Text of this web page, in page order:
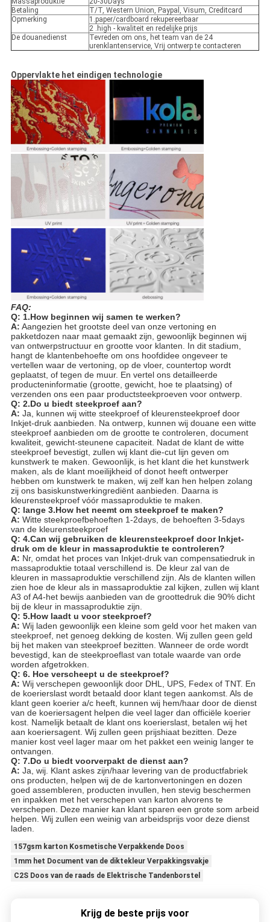
Betaling
T/T, Western Union, Paypal, Visum, Creditcard
Opmerking
1.paper/cardboard rekupereerbaar
2 .high - kwaliteit en redelijke prijs
De douanedienst
Tevreden om ons, het team van de 24
urenklantenservice, Vrij ontwerp te contacteren
Oppervlakte het eindigen technologie
FAQ:
Q: 1.How beginnen wij samen te werken?
A: Aangezien het grootste deel van onze vertoning en
pakketdozen naar maat gemaakt zijn, gewoonlijk beginnen wij
van ontwerpstructuur en grootte voor klanten. In dit stadium,
hangt de klantenbehoefte om ons hoofdidee ongeveer te
vertellen waar de vertoning, op de vloer, countertop wordt
geplaatst, of tegen de muur. En vertel ons detailleerde
producteninformatie (grootte, gewicht, hoe te plaatsing) of
verzenden ons een paar productsteekproeven voor ontwerp.
Q: 2.Do u biedt steekproef aan?
A: Ja, kunnen wij witte steekproef of kleurensteekproef door
Inkjet-druk aanbieden. Na ontwerp, kunnen wij douane een witte
steekproef aanbieden om de grootte te controleren, document
kwaliteit, gewicht-steunene capaciteit. Nadat de klant de witte
steekproef bevestigt, zullen wij klant die-cut lijn geven om
kunstwerk te maken. Gewoonlijk, is het klant die het kunstwerk
maken, als de klant moeilijkheid of donot heeft ontwerper
hebben om kunstwerk te maken, wij zelf kan hen helpen zolang
zij ons basiskunstwerkingrediënt aanbieden. Daarna is
kleurensteekproef vóór massaproduktie te maken.
Q: lange 3.How het neemt om steekproef te maken?
A: Witte steekproefbehoeften 1-2days, de behoeften 3-5days
van de kleurensteekproef
Q: 4.Can wij gebruiken de kleurensteekproef door Inkjet-
druk om de kleur in massaproduktie te controleren?
A: Nr, omdat het proces van Inkjet-druk van compensatiedruk in
massaproduktie totaal verschillend is. De kleur zal van de
kleuren in massaproduktie verschillend zijn. Als de klanten willen
zien hoe de kleur als in massaproduktie zal kijken, zullen wij klant
A3 of A4-het bewijs aanbieden van de groottedruk die 90% dicht
bij de kleur in massaproduktie zijn.
Q: 5.How laadt u voor steekproef?
A: Wij laden gewoonlijk een kleine som geld voor het maken van
steekproef, net genoeg dekking de kosten. Wij zullen geen geld
bij het maken van steekproef bezitten. Wanneer de orde wordt
bevestigd, kan de steekproeflast van totale waarde van orde
worden afgetrokken.
Q: 6. Hoe verscheept u de steekproef?
A: Wij verschepen gewoonlijk door DHL, UPS, Fedex of TNT. En
de koerierslast wordt betaald door klant tegen aankomst. Als de
klant geen koerier a/c heeft, kunnen wij hem/haar door de dienst
van de koeriersagent helpen die veel lager dan officiële koerier
kost. Namelijk betaalt de klant ons koerierslast, betalen wij het
aan koeriersagent. Wij zullen geen prijshiaat bezitten. Deze
manier kost veel lager maar om het pakket een weinig langer te
ontvangen.
Q: 7.Do u biedt voorverpakt de dienst aan?
A: Ja, wij. Klant askes zijn/haar levering van de productfabriek
ons producten, helpen wij de de kartonvertoningen en dozen
goed assembleren, producten invullen, hen stevig beschermen
en inpakken met het verschepen van karton alvorens te
verschepen. Deze manier kan klant sparen een grote som arbeid
helpen. Wij zullen een weinig van arbeidsprijs voor deze dienst
laden.
157gsm karton Kosmetische Verpakkende Doos
1mm het Document van de diktekleur Verpakkingsvakje
C2S Doos van de raads de Elektrische Tandenborstel
Krijg de beste prijs voor